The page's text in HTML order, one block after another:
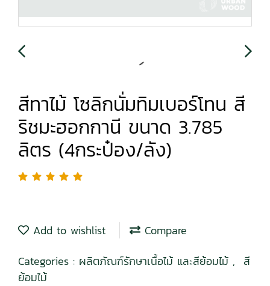
สีทาไม้ โซลิกนั่มทิมเบอร์โทน สี
ริชมะฮอกกานี ขนาด 3.785
ลิตร (4กระป๋อง/ลัง)
Add to wishlist
Compare
Categories : ผลิตภัณฑ์รักษาเนื้อไม้ และสีย้อมไม้ , สี
ย้อมไม้